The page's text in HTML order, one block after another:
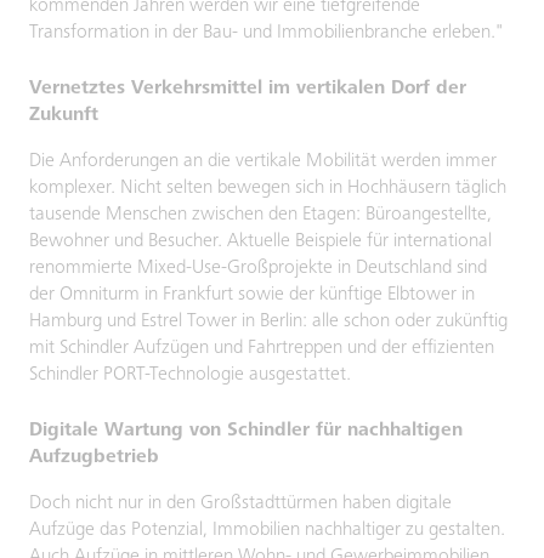
kommenden Jahren werden wir eine tiefgreifende
Transformation in der Bau- und Immobilienbranche erleben."
Vernetztes Verkehrsmittel im vertikalen Dorf der
Zukunft
Die Anforderungen an die vertikale Mobilität werden immer
komplexer. Nicht selten bewegen sich in Hochhäusern täglich
tausende Menschen zwischen den Etagen: Büroangestellte,
Bewohner und Besucher. Aktuelle Beispiele für international
renommierte Mixed-Use-Großprojekte in Deutschland sind
der Omniturm in Frankfurt sowie der künftige Elbtower in
Hamburg und Estrel Tower in Berlin: alle schon oder zukünftig
mit Schindler Aufzügen und Fahrtreppen und der effizienten
Schindler PORT-Technologie ausgestattet.
Digitale Wartung von Schindler für nachhaltigen
Aufzugbetrieb
Doch nicht nur in den Großstadttürmen haben digitale
Aufzüge das Potenzial, Immobilien nachhaltiger zu gestalten.